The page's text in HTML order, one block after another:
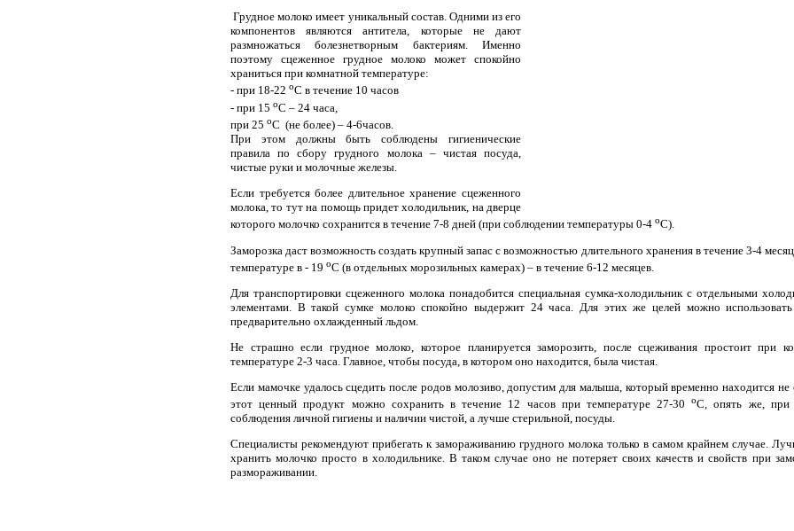
Грудное молоко имеет уникальный состав. Одними из его
компонентов являются антитела, которые не дают
размножаться болезнетворным бактериям. Именно
поэтому сцеженное грудное молоко может спокойно
храниться при комнатной температуре:
- при 18-22 оС в течение 10 часов
- при 15 оС – 24 часа,
при 25 оС (не более) – 4-6часов.
При этом должны быть соблюдены гигиенические
правила по сбору грудного молока – чистая посуда,
чистые руки и молочные железы.
Если требуется более длительное хранение сцеженного
молока, то тут на помощь придет холодильник, на дверце
которого молочко сохранится в течение 7-8 дней (при соблюдении температуры 0-4 оС).
Заморозка даст возможность создать крупный запас с возможностью длительного хранения в течение 3-4
температуре в - 19 оС (в отдельных морозильных камерах) – в течение 6-12 месяцев.
Для транспортировки сцеженного молока понадобится специальная сумка-холодильник с отдельными
элементами. В такой сумке молоко спокойно выдержит 24 часа. Для этих же целей можно
предварительно охлажденный льдом.
Не страшно если грудное молоко, которое планируется заморозить, после сцеживания простоит при
температуре 2-3 часа. Главное, чтобы посуда, в котором оно находится, была чистая.
Если мамочке удалось сцедить после родов молозиво, допустим для малыша, который временно находится не
этот ценный продукт можно сохранить в течение 12 часов при температуре 27-30оС, опять же, при
соблюдения личной гигиены и наличии чистой, а лучше стерильной, посуды.
Специалисты рекомендуют прибегать к замораживанию грудного молока только в самом крайнем случае.
хранить молочко просто в холодильнике. В таком случае оно не потеряет своих качеств и свойств при
размораживании.